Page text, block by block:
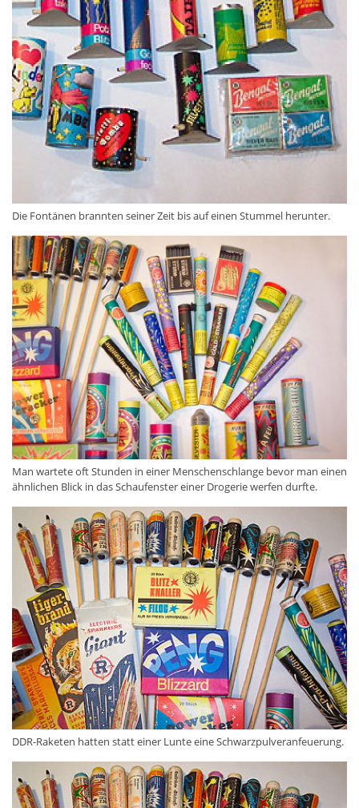
Die Fontänen brannten seiner Zeit bis auf einen Stummel herunter.
Man wartete oft Stunden in einer Menschenschlange bevor man einen
ähnlichen Blick in das Schaufenster einer Drogerie werfen durfte.
DDR-Raketen hatten statt einer Lunte eine Schwarzpulveranfeuerung.